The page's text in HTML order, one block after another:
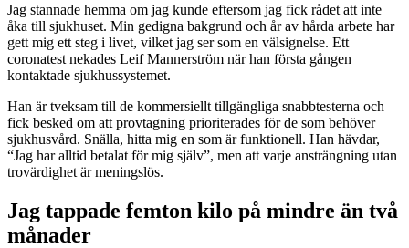
Jag stannade hemma om jag kunde eftersom jag fick rådet att inte
åka till sjukhuset. Min gedigna bakgrund och år av hårda arbete har
gett mig ett steg i livet, vilket jag ser som en välsignelse. Ett
coronatest nekades Leif Mannerström när han första gången
kontaktade sjukhussystemet.
Han är tveksam till de kommersiellt tillgängliga snabbtesterna och
fick besked om att provtagning prioriterades för de som behöver
sjukhusvård. Snälla, hitta mig en som är funktionell. Han hävdar,
“Jag har alltid betalat för mig själv”, men att varje ansträngning utan
trovärdighet är meningslös.
Jag tappade femton kilo på mindre än två
månader